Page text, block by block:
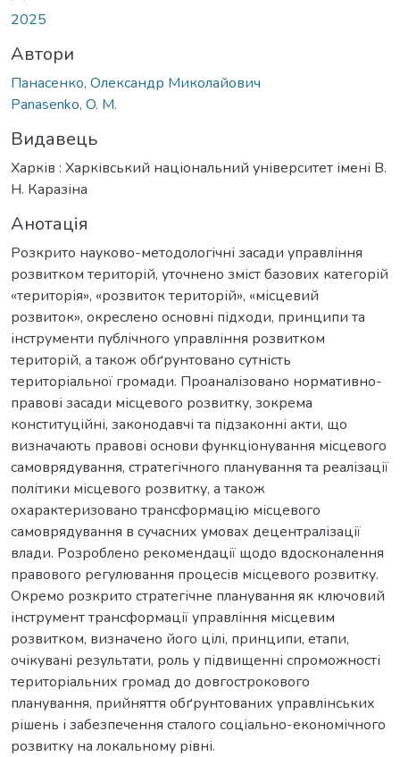
2025
Автори
Панасенко, Олександр Миколайович
Panasenko, O. M.
Видавець
Харків : Харківський національний університет імені В.
Н. Каразіна
Анотація
Розкрито науково-методологічні засади управління
розвитком територій, уточнено зміст базових категорій
«територія», «розвиток територій», «місцевий
розвиток», окреслено основні підходи, принципи та
інструменти публічного управління розвитком
територій, а також обґрунтовано сутність
територіальної громади. Проаналізовано нормативно-
правові засади місцевого розвитку, зокрема
конституційні, законодавчі та підзаконні акти, що
визначають правові основи функціонування місцевого
самоврядування, стратегічного планування та реалізації
політики місцевого розвитку, а також
охарактеризовано трансформацію місцевого
самоврядування в сучасних умовах децентралізації
влади. Розроблено рекомендації щодо вдосконалення
правового регулювання процесів місцевого розвитку.
Окремо розкрито стратегічне планування як ключовий
інструмент трансформації управління місцевим
розвитком, визначено його цілі, принципи, етапи,
очікувані результати, роль у підвищенні спроможності
територіальних громад до довгострокового
планування, прийняття обґрунтованих управлінських
рішень і забезпечення сталого соціально-економічного
розвитку на локальному рівні.